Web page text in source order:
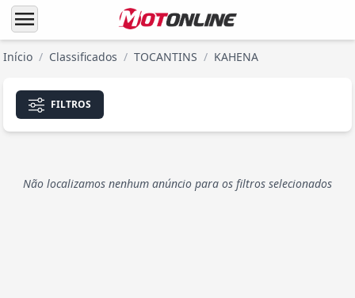
menu
Início / Classificados / TOCANTINS / KAHENA
FILTROS
Não localizamos nenhum anúncio para os filtros selecionados